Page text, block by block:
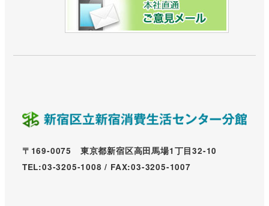
〒169-0075 東京都新宿区高田馬場1丁目32-10
TEL:03-3205-1008 / FAX:03-3205-1007